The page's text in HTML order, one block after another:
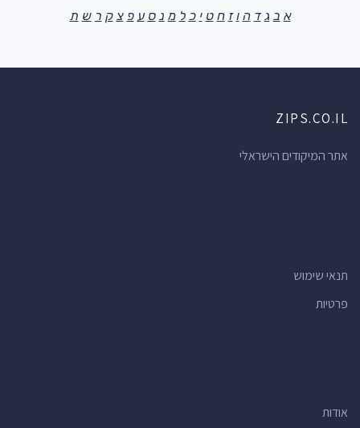
א ב ג ד ה ו ז ח ט י כ ל מ נ ס ע פ צ ק ר ש ת
ZIPS.CO.IL
אתר המיקודים הישראלי
תנאי שימוש
פרטיות
אודות